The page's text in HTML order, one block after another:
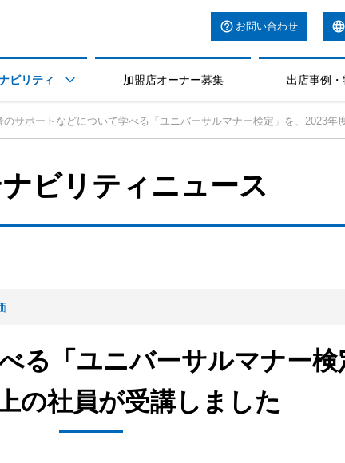
お問い合わせ
ビリティ  加盟店オーナー募集 出店事例
のサポートなどについて学べる「ユニバーサルマナー検定」を、2023年
ビリティニュース
る「ユニバーサルマナー
の社員が受講しました